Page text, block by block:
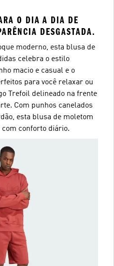
O DIA A DIA DE
DESGASTADA.
moderno, esta blusa de
celebra o estilo
macio e casual e o
para você relaxar ou
Trefoil delineado na frente
Com punhos canelados
esta blusa de moletom
com conforto diário.